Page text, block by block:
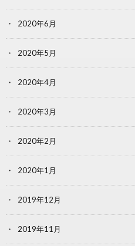
2020年6月
2020年5月
2020年4月
2020年3月
2020年2月
2020年1月
2019年12月
2019年11月